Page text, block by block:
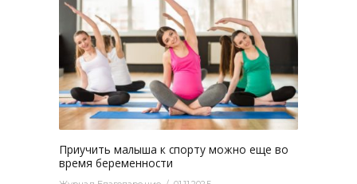
Приучить малыша к спорту можно еще во
время беременности